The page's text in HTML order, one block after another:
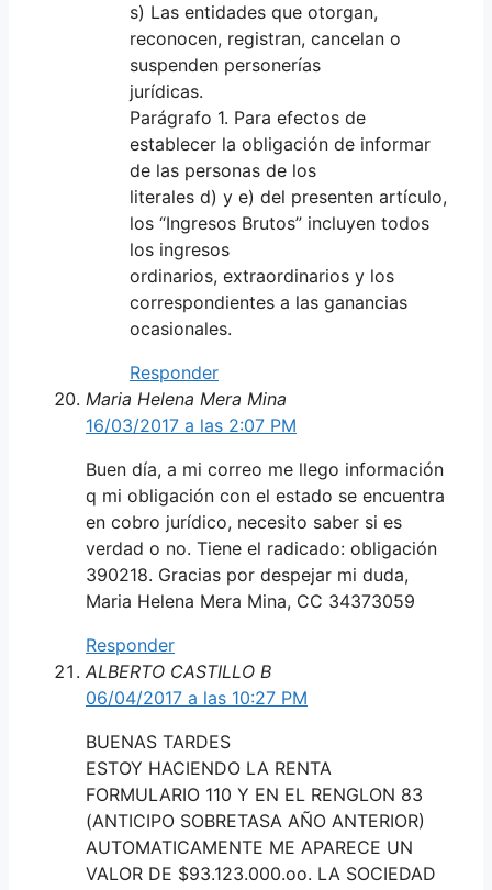
s) Las entidades que otorgan,
reconocen, registran, cancelan o
suspenden personerías
jurídicas.
Parágrafo 1. Para efectos de
establecer la obligación de informar
de las personas de los
literales d) y e) del presenten artículo,
los “Ingresos Brutos” incluyen todos
los ingresos
ordinarios, extraordinarios y los
correspondientes a las ganancias
ocasionales.
Responder
Maria Helena Mera Mina
16/03/2017 a las 2:07 PM
Buen día, a mi correo me llego información
q mi obligación con el estado se encuentra
en cobro jurídico, necesito saber si es
verdad o no. Tiene el radicado: obligación
390218. Gracias por despejar mi duda,
Maria Helena Mera Mina, CC 34373059
Responder
ALBERTO CASTILLO B
06/04/2017 a las 10:27 PM
BUENAS TARDES
ESTOY HACIENDO LA RENTA
FORMULARIO 110 Y EN EL RENGLON 83
(ANTICIPO SOBRETASA AÑO ANTERIOR)
AUTOMATICAMENTE ME APARECE UN
VALOR DE $93.123.000.oo. LA SOCIEDAD